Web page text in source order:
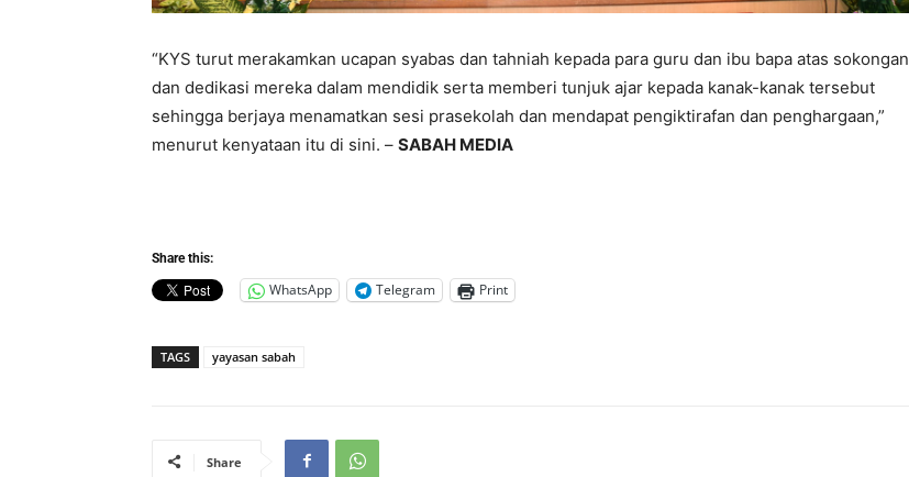
“KYS turut merakamkan ucapan syabas dan tahniah kepada para guru dan ibu bapa atas sokongan
dan dedikasi mereka dalam mendidik serta memberi tunjuk ajar kepada kanak-kanak tersebut
sehingga berjaya menamatkan sesi prasekolah dan mendapat pengiktirafan dan penghargaan,”
menurut kenyataan itu di sini. – SABAH MEDIA
Share this:
WhatsApp Telegram Print
TAGS yayasan sabah
Share